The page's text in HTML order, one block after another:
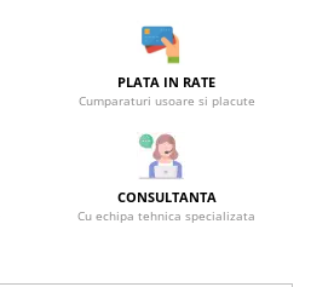
PLATA IN RATE
Cumparaturi usoare si placute
CONSULTANTA
Cu echipa tehnica specializata